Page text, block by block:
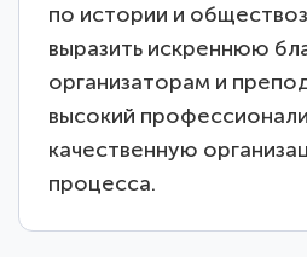
по истории и
выразить искреннюю
организаторам и
высокий
качественную
процесса.